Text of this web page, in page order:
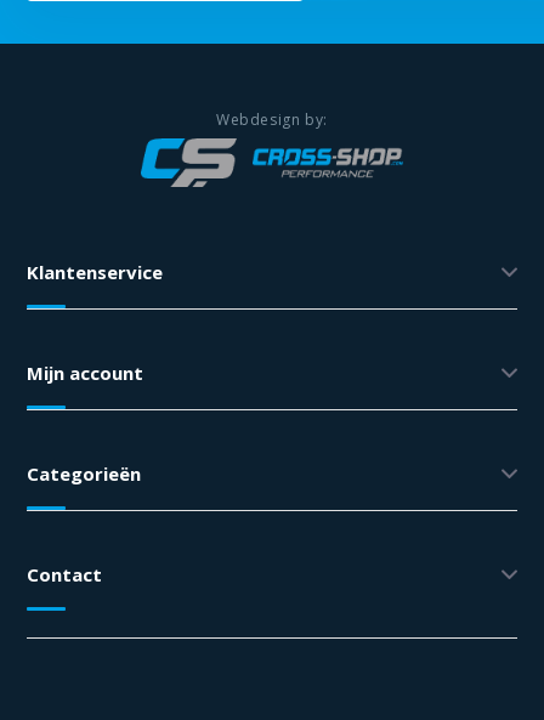
Klantenservice
Mijn account
Categorieën
Contact